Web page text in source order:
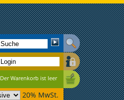
Der Warenkorb ist leer
20% MwSt.